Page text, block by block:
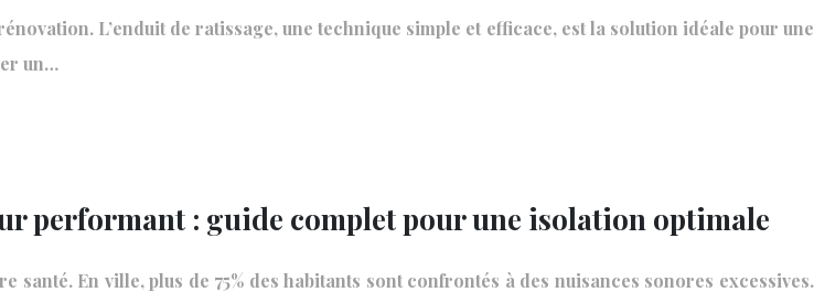
L’enduit de ratissage, une technique simple et efficace, est la solution idéale pour une
un…
performant : guide complet pour une isolation optimale
En ville, plus de 75% des habitants sont confrontés à des nuisances sonores excessives.